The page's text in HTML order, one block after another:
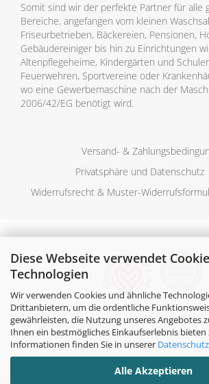
Diese Webseite verwendet
Technologien
Wir verwenden Cookies und ähnliche
Drittanbietern, um die ordentliche
gewährleisten, die Nutzung unseres Angebotes
Ihnen ein bestmögliches Einkaufserlebnis
Informationen finden Sie in unserer
Alle Akzeptieren
Somit sind wir der perfekte Partner für alle
Bereiche, angefangen vom kleinen
Friseurbetrieben, Bäckereien, Pensionen,
Gebäudereiniger bis hin zu Einrichtungen
Altenpflegeheime, Kindergärten und
Feuerwehren, Sportvereine oder
wo eine Gewerbemaschine nach der
2006/42/EG benötigt wird.
Versand- &
Privatsphäre und Datenschutz
Widerrufsrecht & Muster-
Alle Preise verstehen sich inklusive
Mehrwertsteuer, zzgl.Versandkosten